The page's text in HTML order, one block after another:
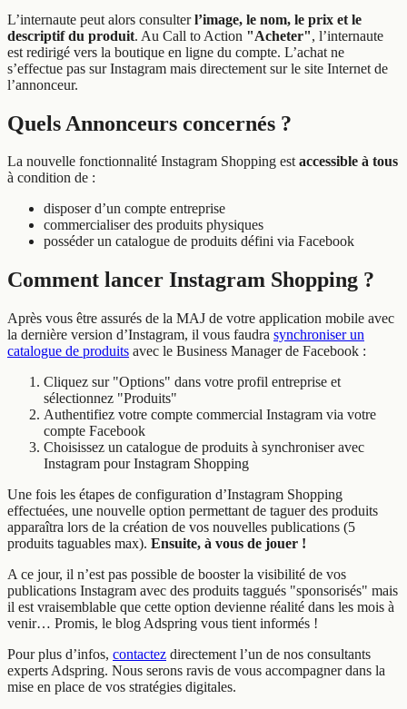
L’internaute peut alors consulterl’image, le nom, le prix et le
descriptif du produit. Au Call to Action "Acheter", l’internaute
est redirigé vers la boutique en ligne du compte. L’achat ne
s’effectue pas sur Instagram mais directement sur le site Internet de
l’annonceur.
Quels Annonceurs concernés ?
La nouvelle fonctionnalité Instagram Shopping estaccessible à tous
à condition de :
disposer d’un compte entreprise
commercialiser des produits physiques
posséder un catalogue de produits défini via Facebook
Comment lancer Instagram Shopping ?
Après vous être assurés de la MAJ de votre application mobile avec
la dernière version d’Instagram, il vous faudra synchroniser un
catalogue de produits avec le Business Manager de Facebook :
Cliquez sur "Options" dans votre profil entreprise et
sélectionnez "Produits"
Authentifiez votre compte commercial Instagram via votre
compte Facebook
Choisissez un catalogue de produits à synchroniser avec
Instagram pour Instagram Shopping
Une fois les étapes de configuration d’Instagram Shopping
effectuées, une nouvelle option permettant de taguer des produits
apparaîtra lors de la création de vos nouvelles publications (5
produits taguables max). Ensuite, à vous de jouer !
A ce jour, il n’est pas possible de booster la visibilité de vos
publications Instagram avec des produits taggués "sponsorisés" mais
il est vraisemblable que cette option devienne réalité dans les mois à
venir… Promis, le blog Adspring vous tient informés !
Pour plus d’infos, contactez directement l’un de nos consultants
experts Adspring. Nous serons ravis de vous accompagner dans la
mise en place de vos stratégies digitales.